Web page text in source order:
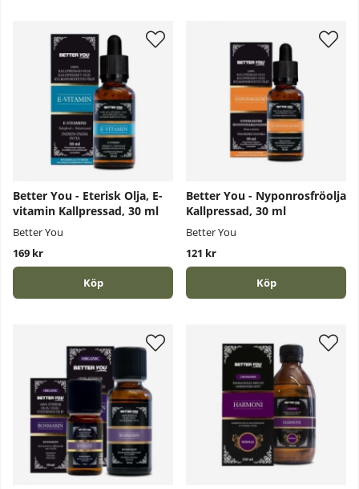
Better You - Eterisk Olja, E-
vitamin Kallpressad, 30 ml
Better You
169 kr
Köp
Better You - Nyponrosfröolja
Kallpressad, 30 ml
Better You
121 kr
Köp